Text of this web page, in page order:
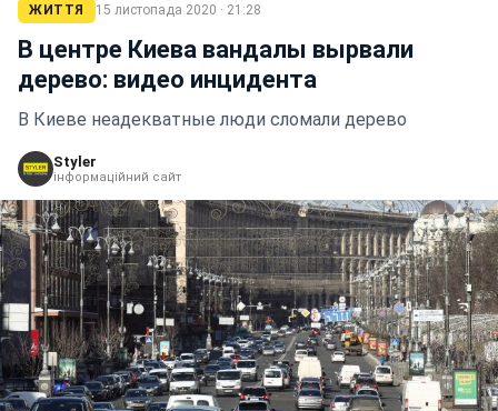
ЖИТТЯ 15 листопада 2020 · 21:28
В центре Киева вандалы вырвали
дерево: видео инцидента
В Киеве неадекватные люди сломали дерево
Styler
інформаційний сайт